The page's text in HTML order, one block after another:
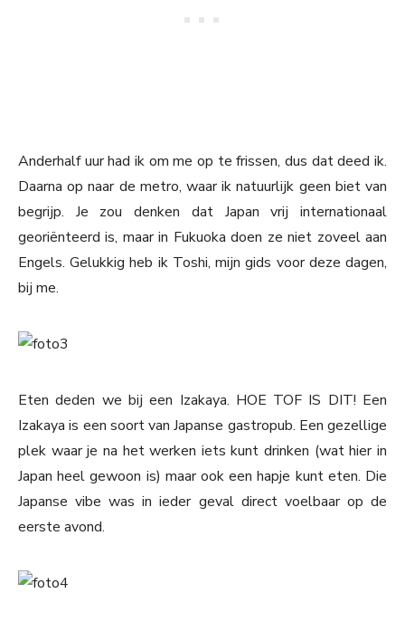
Anderhalf uur had ik om me op te frissen, dus dat deed ik.
Daarna op naar de metro, waar ik natuurlijk geen biet van
begrijp. Je zou denken dat Japan vrij internationaal
georiënteerd is, maar in Fukuoka doen ze niet zoveel aan
Engels. Gelukkig heb ik Toshi, mijn gids voor deze dagen,
bij me.
Eten deden we bij een Izakaya. HOE TOF IS DIT! Een
Izakaya is een soort van Japanse gastropub. Een gezellige
plek waar je na het werken iets kunt drinken (wat hier in
Japan heel gewoon is) maar ook een hapje kunt eten. Die
Japanse vibe was in ieder geval direct voelbaar op de
eerste avond.